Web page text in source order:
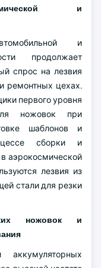
и
и
продолжает
спрос на лезвия
ремонтных цехах.
первого уровня
ножовок при
шаблонов и
сборки и
в аэрокосмической
лезвия из
стали для резки
ножовок и